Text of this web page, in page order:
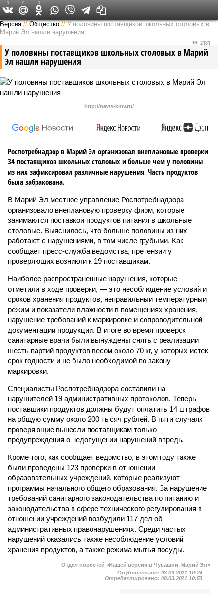
Версия в Чувашии
Версия //Общество //У половины поставщиков школьных столовых в
Марий Эл нашли нарушения
У половины поставщиков школьных столовых в Марий
Эл нашли нарушения
2181
http://news-kmv.ru/
Роспотребнадзор в Марий Эл организовал внеплановые проверки
34 поставщиков школьных столовых и больше чем у половины
из них зафиксировал различные нарушения. Часть продуктов
была забракована.
В Марий Эл местное управление Роспотребнадзора
организовало внеплановую проверку фирм, которые
занимаются поставкой продуктов питания в школьные
столовые. Выяснилось, что больше половины из них
работают с нарушениями, в том числе грубыми. Как
сообщает пресс-служба ведомства, претензии у
проверяющих возникли к 19 поставщикам.
Наиболее распространенные нарушения, которые
отметили в ходе проверки, — это несоблюдение условий и
сроков хранения продуктов, неправильный температурный
режим и показатели влажности в помещениях хранения,
нарушение требований к маркировке и сопроводительной
документации продукции. В итоге во время проверок
санитарные врачи были вынуждены снять с реализации
шесть партий продуктов весом около 70 кг, у которых истек
срок годности и не было необходимой по закону
маркировки.
Специалисты Роспотребнадзора составили на
нарушителей 19 административных протоколов. Теперь
поставщики продуктов должны будут оплатить 14 штрафов
на общую сумму около 200 тысяч рублей. В пяти случаях
проверяющие вынесли поставщикам только
предупреждения о недопущении нарушений впредь.
Кроме того, как сообщает ведомство, в этом году также
были проведены 123 проверки в отношении
образовательных учреждений, которые реализуют
программы начального общего образования. За нарушение
требований санитарного законодательства по питанию и
законодательства в сфере технического регулирования в
отношении учреждений возбудили 117 дел об
административных правонарушениях. Среди частых
нарушений оказались также несоблюдение условий
хранения продуктов, а также режима мытья посуды.
0 0 0
Отдел новостей «Нашей версии в Чувашии, Марий Эл»
Опубликовано: 08.03.2021 10:24
Отредактировано: 08.03.2021 10:53